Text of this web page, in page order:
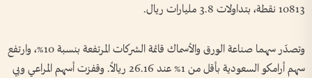
10813 نقطة، بتداولات 3.8 مليارات ريال.
وتصدّر سهما صناعة الورق والأسماك قائمة الشركات المرتفعة بنسبة 10%، وارتفع
سهم أرامكو السعودية بأقل من 1% عند 26.16 ريالاً. وقفزت أسهم المراعي وبي